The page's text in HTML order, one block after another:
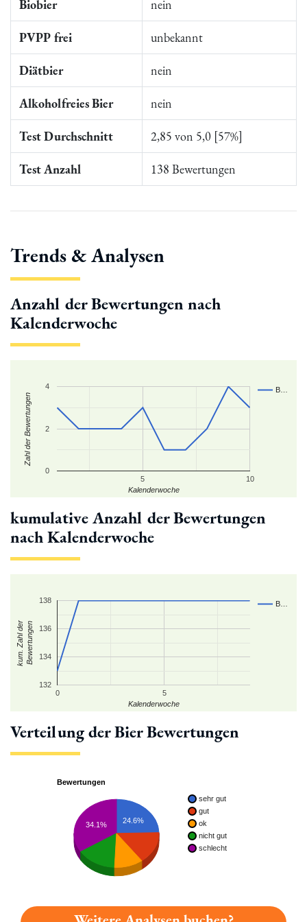
Biobier nein
PVPP frei unbekannt
Diätbier nein
Alkoholfreies Bier nein
Test Durchschnitt 2,85 von 5,0 [57%]
Test Anzahl 138 Bewertungen
Trends & Analysen
Anzahl der Bewertungen nach
Kalenderwoche
B…
5 10
0
2
4
Kalenderwoche
Zahl der Bewertungen
kumulative Anzahl der Bewertungen
nach Kalenderwoche
B…
0 5
132
134
136
138
Kalenderwoche
kum. Zahl derBewertungen
Verteilung der Bier Bewertungen
Bewertungen
sehr gut
gut
ok
nicht gut
schlecht
24.6%
34.1%